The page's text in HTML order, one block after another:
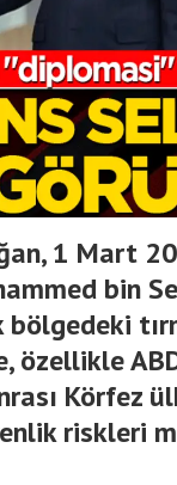
1 Mart
bin
özellikle
Körfez
riskleri